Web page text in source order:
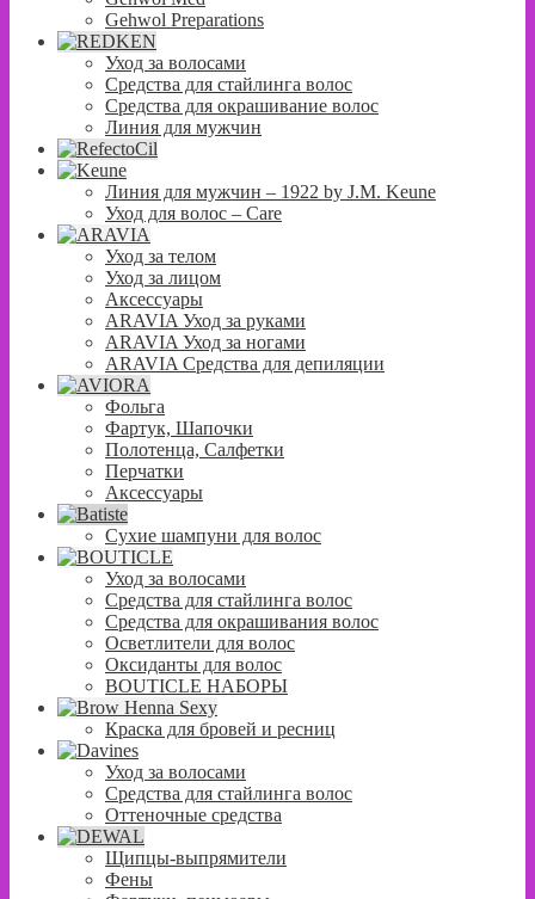
Gehwol Preparations
Уход за волосами
Средства для стайлинга волос
Средства для окрашивание волос
Линия для мужчин
Линия для мужчин – 1922 by J.M. Keune
Уход для волос – Сare
Уход за телом
Уход за лицом
Аксессуары
ARAVIA Уход за руками
ARAVIA Уход за ногами
ARAVIA Средства для депиляции
Фольга
Фартук, Шапочки
Полотенца, Салфетки
Перчатки
Аксессуары
Сухие шампуни для волос
Уход за волосами
Средства для стайлинга волос
Средства для окрашивания волос
Осветлители для волос
Оксиданты для волос
BOUTICLE НАБОРЫ
Краска для бровей и ресниц
Уход за волосами
Средства для стайлинга волос
Оттеночные средства
Щипцы-выпрямители
Фены